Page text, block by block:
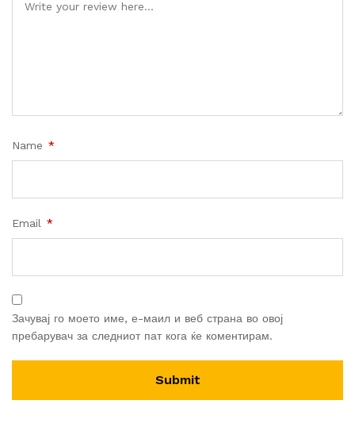
Name *
Email *
Зачувај го моето име, е-маил и веб страна во овој
пребарувач за следниот пат кога ќе коментирам.